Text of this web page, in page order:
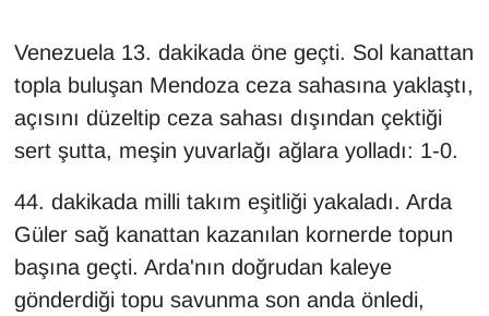
Venezuela 13. dakikada öne geçti. Sol kanattan
topla buluşan Mendoza ceza sahasına yaklaştı,
açısını düzeltip ceza sahası dışından çektiği
sert şutta, meşin yuvarlağı ağlara yolladı: 1-0.
44. dakikada milli takım eşitliği yakaladı. Arda
Güler sağ kanattan kazanılan kornerde topun
başına geçti. Arda'nın doğrudan kaleye
gönderdiği topu savunma son anda önledi,
İngilizce
Kadın
Kamu Alımları
Kim Kimdir?
Kültür & Sanat